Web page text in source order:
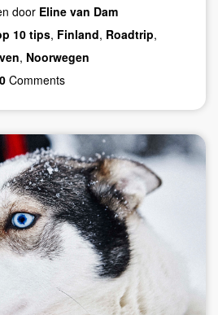
door Eline van Dam
10 tips, Finland, Roadtrip,
, Noorwegen
0Comments